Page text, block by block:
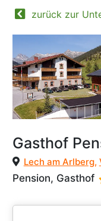
zurück zur
Gasthof
Lech am Arlberg,
Pension, Gasthof